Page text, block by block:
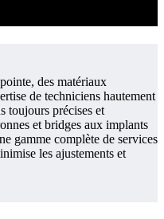
des matériaux
de techniciens hautement
toujours précises et
et bridges aux implants
gamme complète de services
les ajustements et